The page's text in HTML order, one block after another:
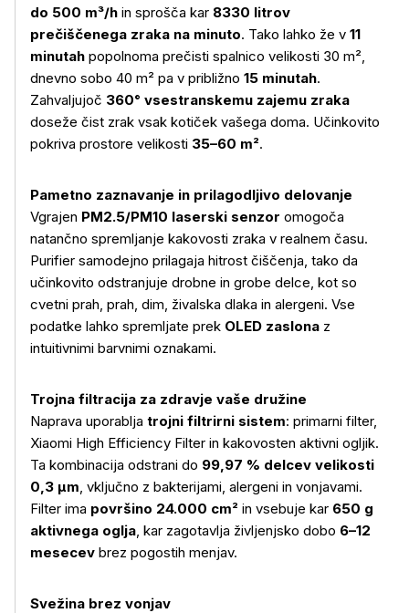
do 500 m³/h in sprošča kar 8330 litrov
prečiščenega zraka na minuto. Tako lahko že v 11
minutah popolnoma prečisti spalnico velikosti 30 m²,
dnevno sobo 40 m² pa v približno 15 minutah.
Zahvaljujoč 360° vsestranskemu zajemu zraka
doseže čist zrak vsak kotiček vašega doma. Učinkovito
pokriva prostore velikosti 35–60 m².
Pametno zaznavanje in prilagodljivo delovanje
Vgrajen PM2.5/PM10 laserski senzor omogoča
natančno spremljanje kakovosti zraka v realnem času.
Purifier samodejno prilagaja hitrost čiščenja, tako da
učinkovito odstranjuje drobne in grobe delce, kot so
cvetni prah, prah, dim, živalska dlaka in alergeni. Vse
podatke lahko spremljate prek OLED zaslona z
intuitivnimi barvnimi oznakami.
Trojna filtracija za zdravje vaše družine
Naprava uporablja trojni filtrirni sistem: primarni filter,
Xiaomi High Efficiency Filter in kakovosten aktivni ogljik.
Ta kombinacija odstrani do 99,97 % delcev velikosti
0,3 μm, vključno z bakterijami, alergeni in vonjavami.
Filter ima površino 24.000 cm² in vsebuje kar 650 g
aktivnega oglja, kar zagotavlja življenjsko dobo 6–12
mesecev brez pogostih menjav.
Svežina brez vonjav